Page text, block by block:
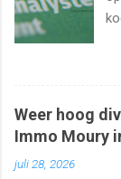
Weer hoog
Immo Moury
juli 28, 2026